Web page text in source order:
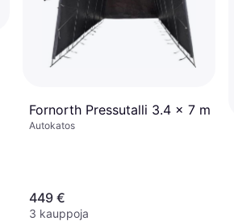
Fornorth Pressutalli 3.4 x 7 m
Autokatos
449 €
3 kauppoja